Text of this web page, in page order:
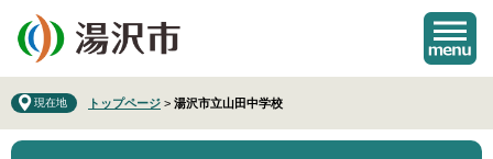
の
先
頭
で
ー
を
飛
ば
現在地 トップページ > 湯沢市立山田中学校